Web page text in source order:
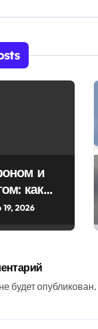
и
как
2026
будет опубликован.